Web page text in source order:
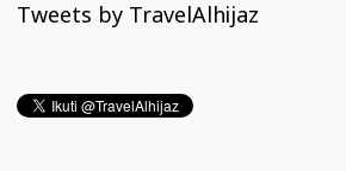
Tweets by TravelAlhijaz